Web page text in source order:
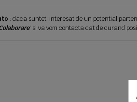
: daca sunteti interesat de un potential
' si va vom contacta cat de curand